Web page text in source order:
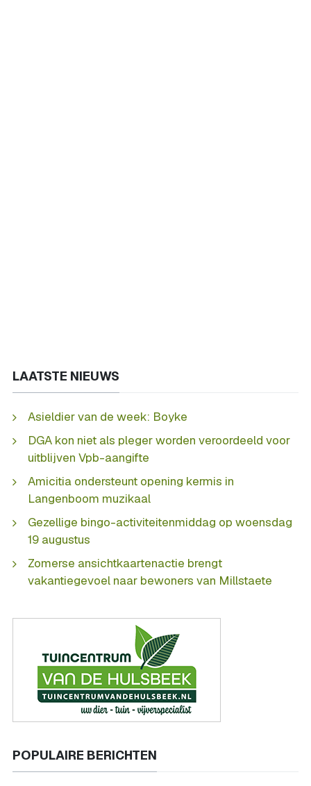
LAATSTE NIEUWS
Asieldier van de week: Boyke
DGA kon niet als pleger worden veroordeeld voor
uitblijven Vpb-aangifte
Amicitia ondersteunt opening kermis in
Langenboom muzikaal
Gezellige bingo-activiteitenmiddag op woensdag
19 augustus
Zomerse ansichtkaartenactie brengt
vakantiegevoel naar bewoners van Millstaete
POPULAIRE BERICHTEN